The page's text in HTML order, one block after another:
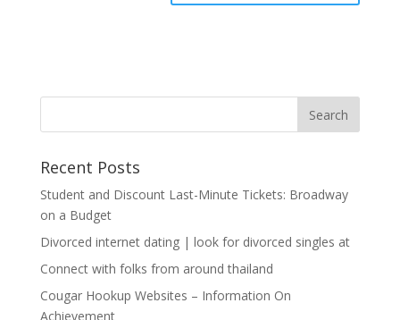
Recent Posts
Student and Discount Last-Minute Tickets: Broadway
on a Budget
Divorced internet dating | look for divorced singles at
Connect with folks from around thailand
Cougar Hookup Websites – Information On
Achievement